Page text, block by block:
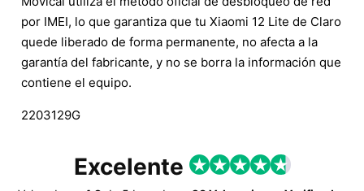
por IMEI, lo que garantiza que tu Xiaomi 12 Lite de Claro
quede liberado de forma permanente, no afecta a la
garantía del fabricante, y no se borra la información que
contiene el equipo.
2203129G
Excelente